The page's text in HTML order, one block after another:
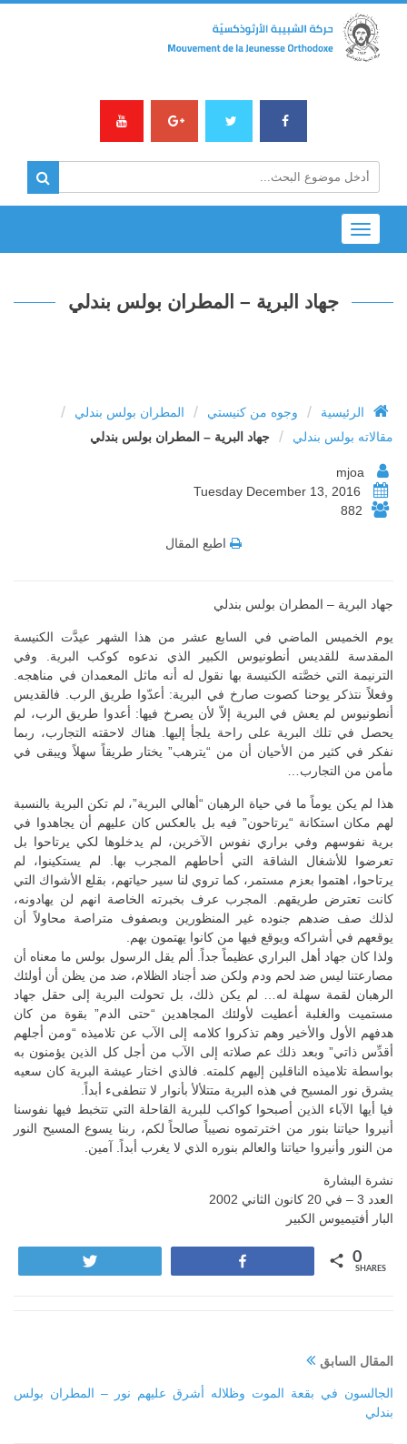
Toggle
navigation
جهاد البرية – المطران بولس بندلي
الرئيسية / وجوه من كنيستي / المطران بولس بندلي /
مقالاته بولس بندلي / جهاد البرية – المطران بولس بندلي
882
اطبع المقال
جهاد البرية – المطران بولس بندلي
يوم الخميس الماضي في السابع عشر من هذا الشهر عيدَّت الكنيسة
المقدسة للقديس أنطونيوس الكبير الذي ندعوه كوكب البرية. وفي
الترنيمة التي خصَّته الكنيسة بها نقول له أنه ماثل المعمدان في مناهجه.
وفعلاً نتذكر يوحنا كصوت صارخ في البرية: أعدّوا طريق الرب. فالقديس
أنطونيوس لم يعش في البرية إلاّ لأن يصرخ فيها: أعدوا طريق الرب، لم
يحصل في تلك البرية على راحة يلجأ إليها. هناك لاحقته التجارب، ربما
نفكر في كثير من الأحيان أن من “يترهب” يختار طريقاً سهلاً ويبقى في
مأمن من التجارب…
هذا لم يكن يوماً ما في حياة الرهبان “أهالي البرية”، لم تكن البرية بالنسبة
لهم مكان استكانة “يرتاحون” فيه بل بالعكس كان عليهم أن يجاهدوا في
برية نفوسهم وفي براري نفوس الآخرين، لم يدخلوها لكي يرتاحوا بل
تعرضوا للأشغال الشاقة التي أحاطهم المجرب بها. لم يستكينوا، لم
يرتاحوا، اهتموا بعزم مستمر، كما تروي لنا سير حياتهم، بقلع الأشواك التي
كانت تعترض طريقهم. المجرب عرف بخبرته الخاصة انهم لن يهادونه،
لذلك صف ضدهم جنوده غير المنظورين وبصفوف متراصة محاولاً أن
يوقعهم في أشراكه ويوقع فيها من كانوا يهتمون بهم.
ولذا كان جهاد أهل البراري عظيماً جداً. ألم يقل الرسول بولس ما معناه أن
مصارعتنا ليس ضد لحم ودم ولكن ضد أجناد الظلام، ضد من يظن أن أولئك
الرهبان لقمة سهلة له… لم يكن ذلك، بل تحولت البرية إلى حقل جهاد
مستميت والغلبة أعطيت لأولئك المجاهدين “حتى الدم” بقوة من كان
هدفهم الأول والأخير وهم تذكروا كلامه إلى الآب عن تلاميذه “ومن أجلهم
أقدِّس ذاتي” وبعد ذلك عم صلاته إلى الآب من أجل كل الذين يؤمنون به
بواسطة تلاميذه الناقلين إليهم كلمته. فالذي اختار عيشة البرية كان سعيه
يشرق نور المسيح في هذه البرية متتلألأ بأنوار لا تنطفىء أبداً.
فيا أيها الآباء الذين أصبحوا كواكب للبرية القاحلة التي تتخبط فيها نفوسنا
أنيروا حياتنا بنور من اخترتموه نصيباً صالحاً لكم، ربنا يسوع المسيح النور
من النور وأنيروا حياتنا والعالم بنوره الذي لا يغرب أبداً. آمين.
نشرة البشارة
العدد 3 – في 20 كانون الثاني 2002
البار أفتيميوس الكبير
0
SHARES
المقال السابق
الجالسون في بقعة الموت وظلاله أشرق عليهم نور – المطران بولس
بندلي